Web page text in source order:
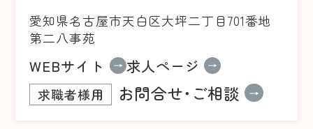
愛知県名古屋市天白区大坪二丁目701番地
第二八事苑
WEBサイト 求人ページ
求職者様用 お問合せ･ご相談